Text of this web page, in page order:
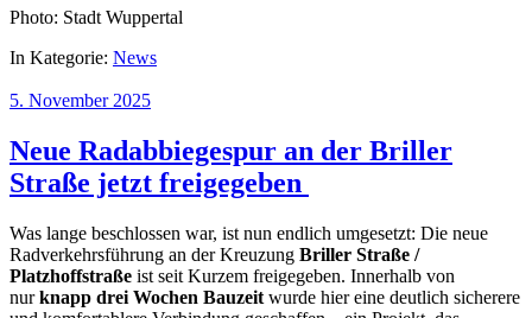
Photo: Stadt Wuppertal
In Kategorie: News
5. November 2025
Neue Radabbiegespur an der Briller
Straße jetzt freigegeben
Was lange beschlossen war, ist nun endlich umgesetzt: Die neue
Radverkehrsführung an der Kreuzung Briller Straße /
Platzhoffstraße ist seit Kurzem freigegeben. Innerhalb von
nurknapp drei Wochen Bauzeit wurde hier eine deutlich sicherere